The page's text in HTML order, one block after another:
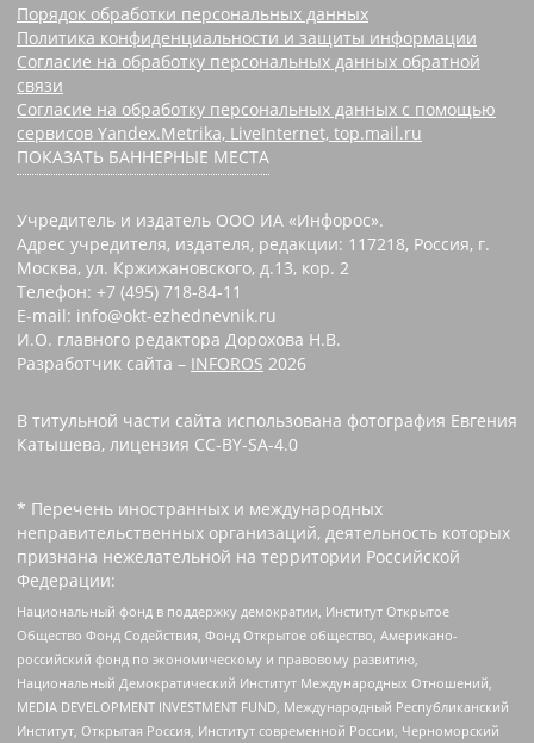
Порядок обработки персональных данных
Политика конфиденциальности и защиты информации
Согласие на обработку персональных данных обратной
связи
Согласие на обработку персональных данных с помощью
сервисов Yandex.Metrika, LiveInternet, top.mail.ru
ПОКАЗАТЬ БАННЕРНЫЕ МЕСТА
Учредитель и издатель ООО ИА «Инфорос».
Адрес учредителя, издателя, редакции: 117218, Россия, г.
Москва, ул. Кржижановского, д.13, кор. 2
Телефон: +7 (495) 718-84-11
E-mail: info@okt-ezhednevnik.ru
И.О. главного редактора Дорохова Н.В.
Разработчик сайта – INFOROS 2026
В титульной части сайта использована фотография Евгения
Катышева, лицензия CC-BY-SA-4.0
* Перечень иностранных и международных
неправительственных организаций, деятельность которых
признана нежелательной на территории Российской
Федерации:
Национальный фонд в поддержку демократии, Институт Открытое
Общество Фонд Содействия, Фонд Открытое общество, Американо-
российский фонд по экономическому и правовому развитию,
Национальный Демократический Институт Международных Отношений,
MEDIA DEVELOPMENT INVESTMENT FUND, Международный Республиканский
Институт, Открытая Россия, Институт современной России, Черноморский